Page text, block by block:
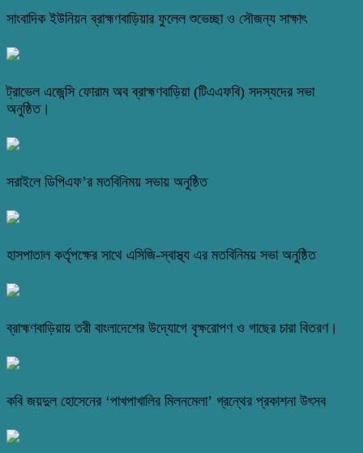
সাংবাদিক ইউনিয়ন ব্রাহ্মণবাড়িয়ার ফুলেল শুভেচ্ছা ও সৌজন্য সাক্ষাৎ
ট্রাভেল এজেন্সি ফোরাম অব ব্রাহ্মণবাড়িয়া (টিএএফবি) সদস্যদের সভা
অনুষ্ঠিত।
সরাইলে ডিপিএফ’র মতবিনিময় সভায় অনুষ্ঠিত
হাসপাতাল কর্তৃপক্ষের সাথে এসিজি-স্বাস্থ্য এর মতবিনিময় সভা অনুষ্ঠিত
ব্রাহ্মণবাড়িয়ায় তরী বাংলাদেশের উদ্যোগে বৃক্ষরোপণ ও গাছের চারা বিতরণ।
কবি জয়দুল হোসেনের ‘পাখপাখালির মিলনমেলা’ গ্রন্থের প্রকাশনা উৎসব